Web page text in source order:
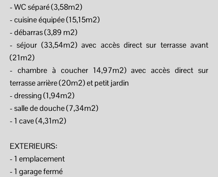
- WC séparé (3,58m2)
- cuisine équipée (15,15m2)
- débarras (3,89 m2)
- séjour (33,54m2) avec accès direct sur terrasse avant
(21m2)
- chambre à coucher 14,97m2) avec accès direct sur
terrasse arrière (20m2) et petit jardin
- dressing (1,94m2)
- salle de douche (7,34m2)
- 1 cave (4,31m2)
EXTERIEURS:
- 1 emplacement
- 1 garage fermé